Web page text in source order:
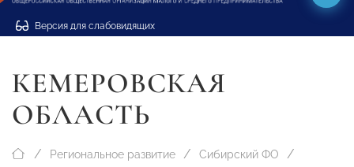
Версия для слабовидящих
КЕМЕРОВСКАЯ
ОБЛАСТЬ
Региональное развитие Сибирский ФО